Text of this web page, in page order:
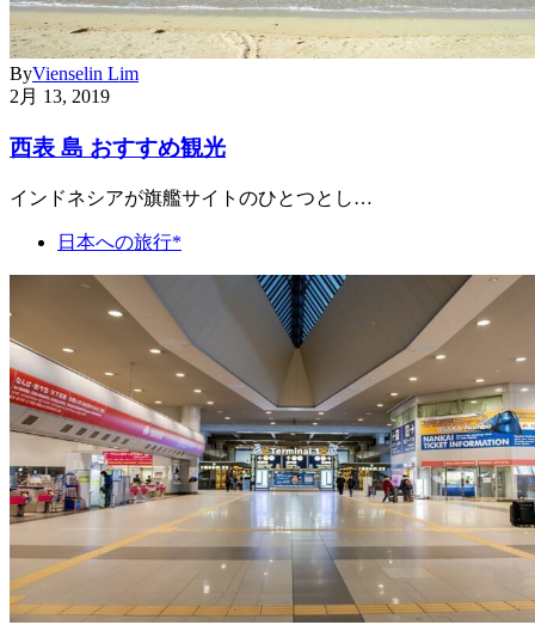
ByVienselin Lim
2月 13, 2019
西表 島 おすすめ観光
インドネシアが旗艦サイトのひとつとし…
日本への旅行*